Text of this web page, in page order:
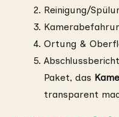
Reinigung/
Ortung &
Paket, das
transparent